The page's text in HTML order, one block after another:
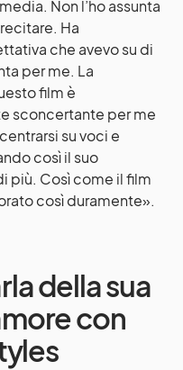
Non l’ho assunta
Ha
che avevo su di
per me. La
film è
sconcertante per me
su voci e
così il suo
più. Così come il film
così duramente».
della sua
con